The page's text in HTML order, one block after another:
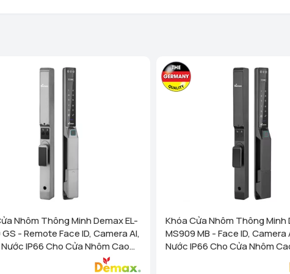
Homego - Ngô Quyền - TP
Xem chi tiết
Homego - Bếp Vũ Sơn -
Trấn Sơn Dương, Huyện Sơn
Homego - Bếp Vũ Sơn - TP
- P Lam Sơn - TP Thanh Hoá)
Homego - Bếp Vũ Sơn -
Nông Cống, Thanh Hóa)
Xem chi tiết
Homego - Bếp Vũ Sơn - TP
(cạnh cà phê Bách Viên) TP
Nhôm Thông Minh Demax EL-
Face ID, Camera AI,
IP66 Cho Cửa Nhôm Cao
Khóa Cửa Nhôm Thông Minh
MS909 MB - Face ID, Camera
Nước IP66 Cho Cửa Nhôm